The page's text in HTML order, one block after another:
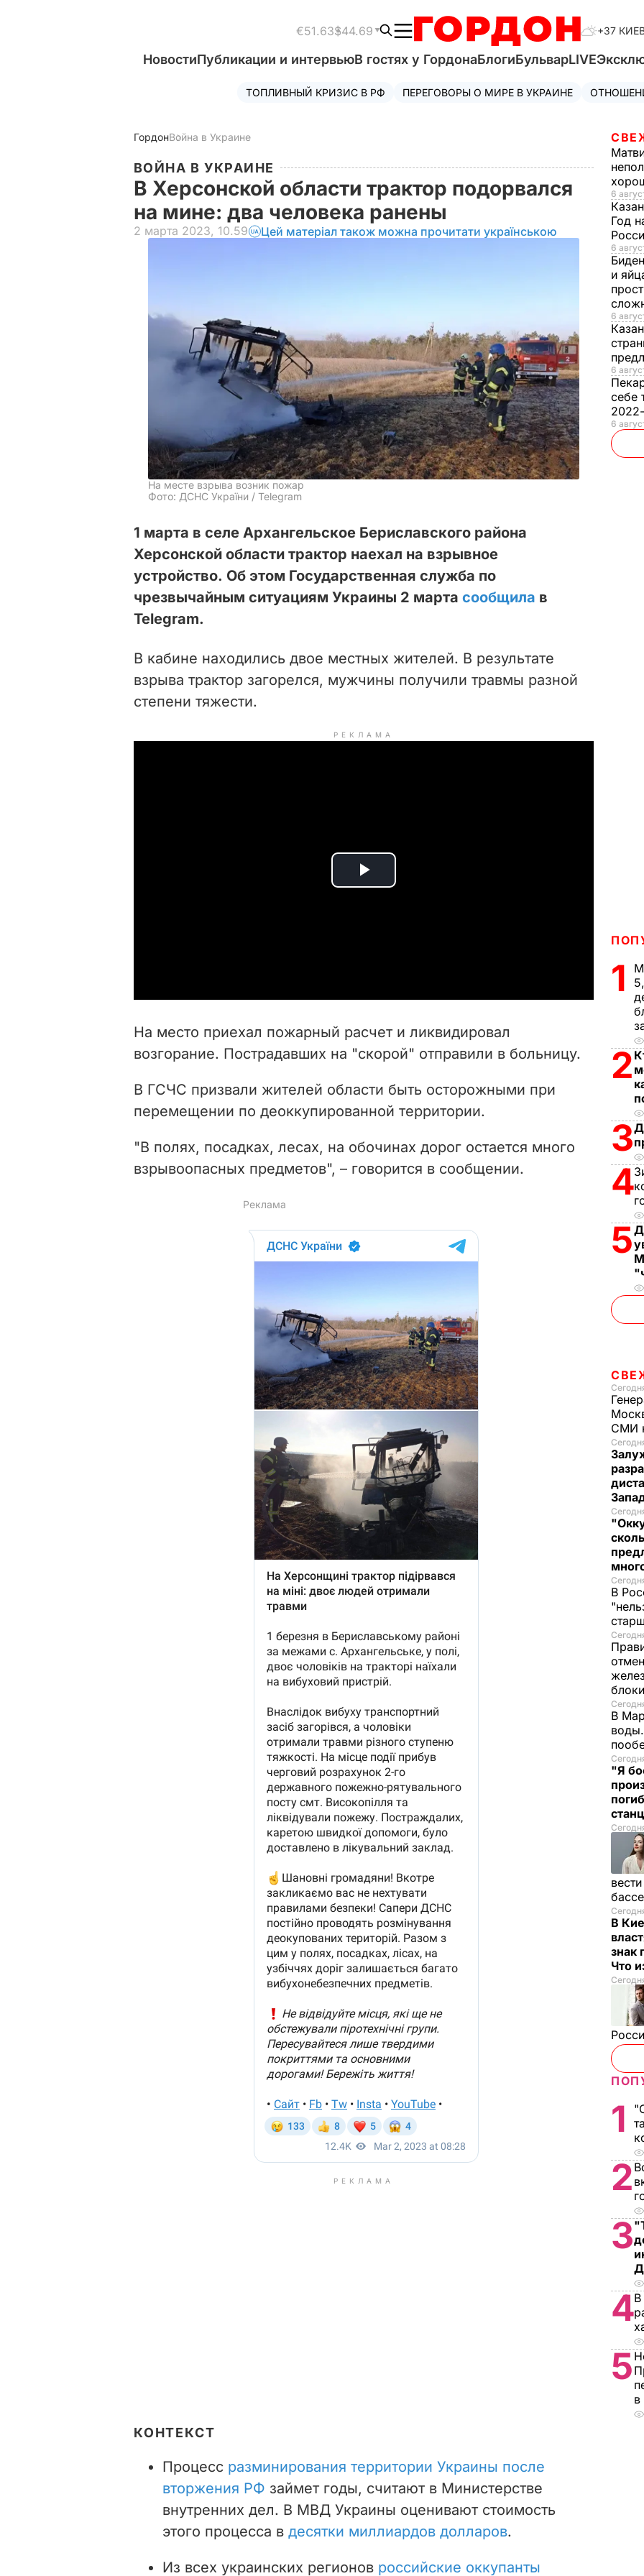
€51.63$44.69 +37
НовостиПубликации и интервьюВ гостях у ГордонаБлогиБульварLIVE
ТОПЛИВНЫЙ КРИЗИС В РФ ПЕРЕГОВОРЫ О МИРЕ В УКРАИНЕ
ГордонВойна в Украине
ВОЙНА В УКРАИНЕ
В Херсонской области трактор подорвался
на мине: два человека ранены
2 марта 2023, 10.59 Цей матеріал також можна прочитати українською
На месте взрыва возник пожар
Фото: ДСНС України / Telegram
1 марта в селе Архангельское Бериславского района
Херсонской области трактор наехал на взрывное
устройство. Об этом Государственная служба по
чрезвычайным ситуациям Украины 2 марта сообщила в
Telegram.
В кабине находились двое местных жителей. В результате
взрыва трактор загорелся, мужчины получили травмы разной
степени тяжести.
РЕКЛАМА
P
i
d
e
o
На место приехал пожарный расчет и ликвидировал
возгорание. Пострадавших на "скорой" отправили в больницу.
В ГСЧС призвали жителей области быть осторожными при
перемещении по деоккупированной территории.
"В полях, посадках, лесах, на обочинах дорог остается много
взрывоопасных предметов", – говорится в сообщении.
РЕКЛАМА
КОНТЕКСТ
Процесс разминирования территории Украины после
вторжения РФ займет годы, считают в Министерстве
внутренних дел. В МВД Украины оценивают стоимость
этого процесса в десятки миллиардов долларов.
Из всех украинских регионов российские оккупанты
6
Год
6
и
6
6
себе
6
1
2
3
4
5
СМИ
В
В
"Я
В
знак
Что
1
2
3
4В
5
в